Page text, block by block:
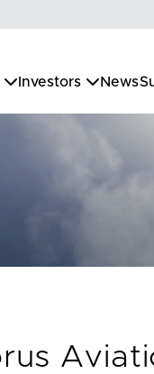
Investors News